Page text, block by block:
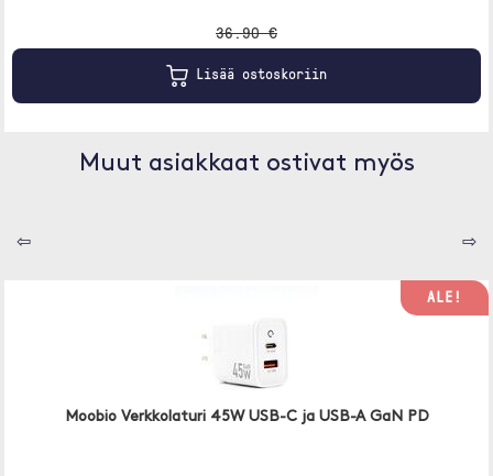
36.90 €
Lisää ostoskoriin
Muut asiakkaat ostivat myös
⇦ ⇨
ALE!
Moobio Verkkolaturi 45W USB-C ja USB-A GaN PD